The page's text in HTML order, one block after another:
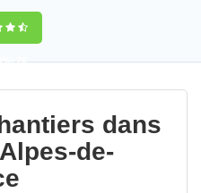
70
dans
de-